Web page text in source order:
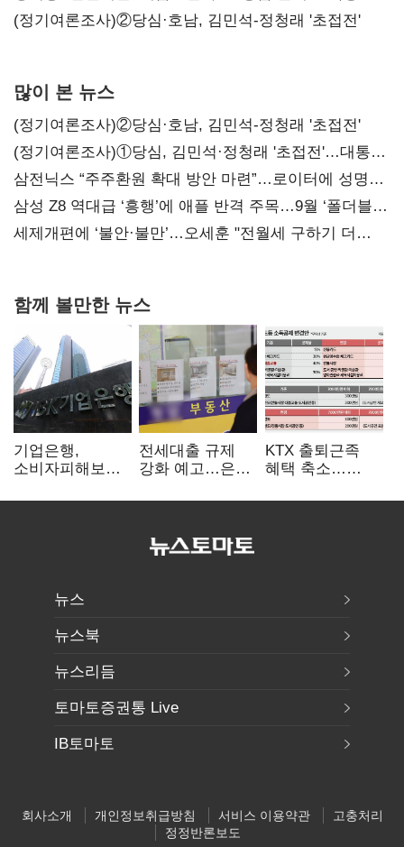
시사
(정기여론조사)②당심·호남, 김민석-정청래 '초접전'
많이 본 뉴스
(정기여론조사)②당심·호남, 김민석-정청래 '초접전'
(정기여론조사)①당심, 김민석·정청래 '초접전'…대통령
지지도 '50% 아래로'(종합)
삼전닉스 “주주환원 확대 방안 마련”…로이터에 성명
보내
삼성 Z8 역대급 ‘흥행’에 애플 반격 주목…9월 ‘폴더블
대전’
세제개편에 ‘불안·불만’…오세훈 "전월세 구하기 더
함께 볼만한 뉴스
기업은행,
소비자피해보상
보이스피싱 공시
전세대출 규제
강화 예고…은행
KTX 출퇴근족
혜택 축소…
소득공제 개편
뉴스
뉴스북
뉴스리듬
토마토증권통 Live
IB토마토
회사소개 개인정보취급방침 서비스 이용약관
고충처리
정정반론보도